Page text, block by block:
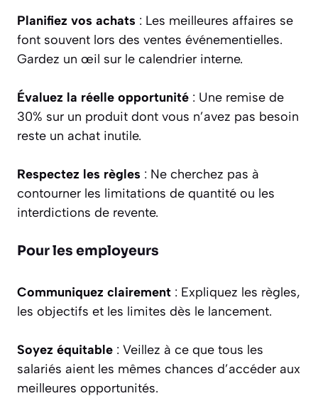
Planifiez vos achats : Les meilleures affaires se
font souvent lors des ventes événementielles.
Gardez un œil sur le calendrier interne.
Évaluez la réelle opportunité : Une remise de
30% sur un produit dont vous n’avez pas besoin
reste un achat inutile.
Respectez les règles : Ne cherchez pas à
contourner les limitations de quantité ou les
interdictions de revente.
Pour les employeurs
Communiquez clairement : Expliquez les règles,
les objectifs et les limites dès le lancement.
Soyez équitable : Veillez à ce que tous les
salariés aient les mêmes chances d’accéder aux
meilleures opportunités.